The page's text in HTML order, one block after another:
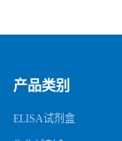
产品类别
ELISA试剂盒